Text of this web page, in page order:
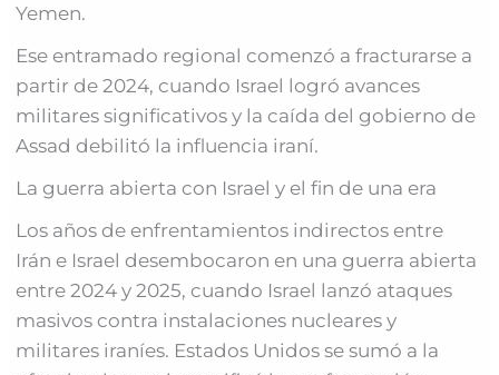
Yemen.
Ese entramado regional comenzó a fracturarse a
partir de 2024, cuando Israel logró avances
militares significativos y la caída del gobierno de
Assad debilitó la influencia iraní.
La guerra abierta con Israel y el fin de una era
Los años de enfrentamientos indirectos entre
Irán e Israel desembocaron en una guerra abierta
entre 2024 y 2025, cuando Israel lanzó ataques
masivos contra instalaciones nucleares y
militares iraníes. Estados Unidos se sumó a la